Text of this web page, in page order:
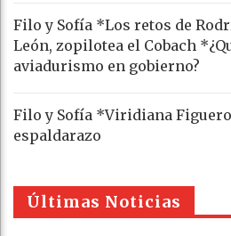
Filo y Sofía *Los retos de
León, zopilotea el Cobach
aviadurismo en gobierno?
Filo y Sofía *Viridiana
espaldarazo
Últimas Noticias